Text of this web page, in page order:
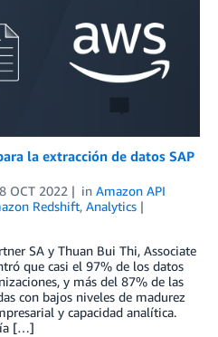
la extracción de datos SAP
OCT 2022 in Amazon API
Redshift, Analytics
SA y Thuan Bui Thi, Associate
que casi el 97% de los datos
y más del 87% de las
con bajos niveles de madurez
y capacidad analítica.
[…]